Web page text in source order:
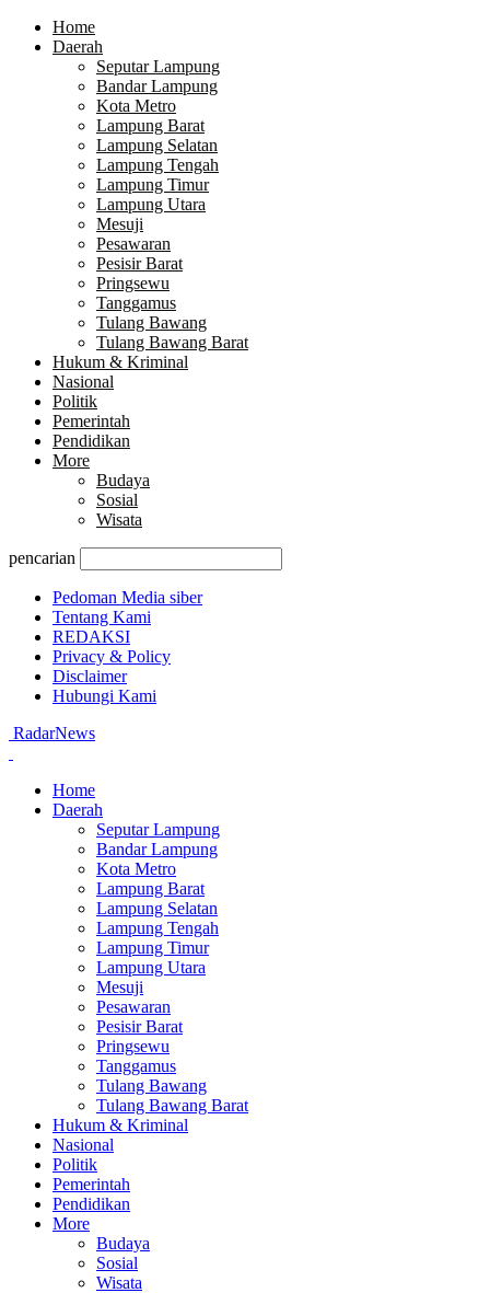
Home
Daerah
Seputar Lampung
Bandar Lampung
Kota Metro
Lampung Barat
Lampung Selatan
Lampung Tengah
Lampung Timur
Lampung Utara
Mesuji
Pesawaran
Pesisir Barat
Pringsewu
Tanggamus
Tulang Bawang
Tulang Bawang Barat
Hukum & Kriminal
Nasional
Politik
Pemerintah
Pendidikan
More
Budaya
Sosial
Wisata
pencarian
Pedoman Media siber
Tentang Kami
REDAKSI
Privacy & Policy
Disclaimer
Hubungi Kami
RadarNews
Home
Daerah
Seputar Lampung
Bandar Lampung
Kota Metro
Lampung Barat
Lampung Selatan
Lampung Tengah
Lampung Timur
Lampung Utara
Mesuji
Pesawaran
Pesisir Barat
Pringsewu
Tanggamus
Tulang Bawang
Tulang Bawang Barat
Hukum & Kriminal
Nasional
Politik
Pemerintah
Pendidikan
More
Budaya
Sosial
Wisata